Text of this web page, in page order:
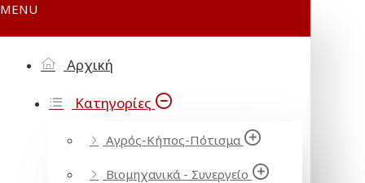
MENU
Αρχική
Κατηγορίες
Αγρός-Κήπος-Πότισμα
Βιομηχανικά - Συνεργείο